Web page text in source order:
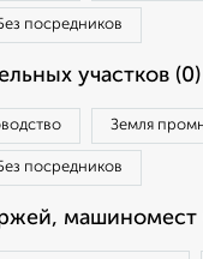
посредников
участков (0)
Земля
посредников
машиномест